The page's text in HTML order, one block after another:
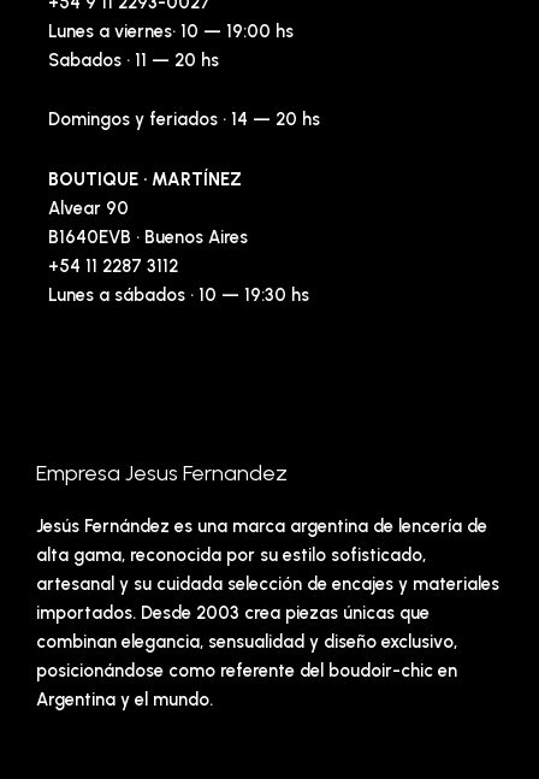
Lunes a viernes· 10 — 19:00 hs
Sabados · 11 — 20 hs
Domingos y feriados · 14 — 20 hs
BOUTIQUE · MARTÍNEZ
Alvear 90
B1640EVB · Buenos Aires
+54 11 2287 3112
Lunes a sábados · 10 — 19:30 hs
Empresa Jesus Fernandez
Jesús Fernández es una marca argentina de lencería de
alta gama, reconocida por su estilo sofisticado,
artesanal y su cuidada selección de encajes y materiales
importados. Desde 2003 crea piezas únicas que
combinan elegancia, sensualidad y diseño exclusivo,
posicionándose como referente del boudoir-chic en
Argentina y el mundo.